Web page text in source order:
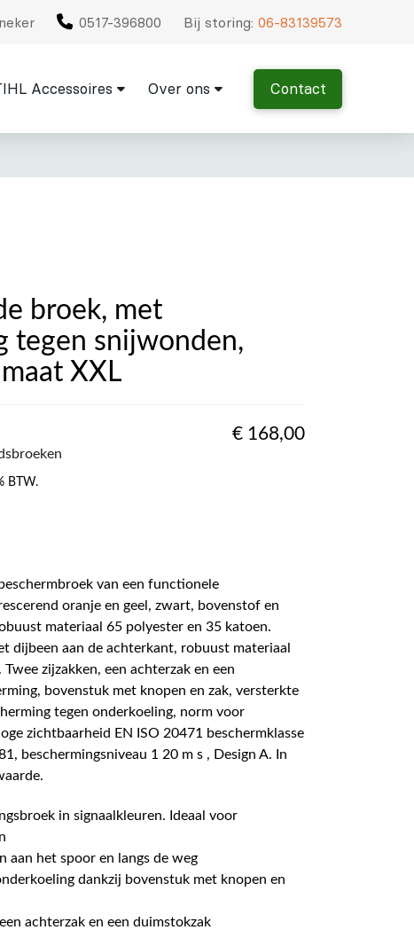
0517-396800 Bij storing:06-83139573
Accessoires Over ons Contact
broek, met
tegen snijwonden,
XXL
€ 168,00
BTW.
van een functionele
oranje en geel, zwart, bovenstof en
materiaal 65 polyester en 35 katoen.
dijbeen aan de achterkant, robuust materiaal
zijzakken, een achterzak en een
bovenstuk met knopen en zak, versterkte
tegen onderkoeling, norm voor
zichtbaarheid EN ISO 20471 beschermklasse
beschermingsniveau 1 20 m s , Design A. In
in signaalkleuren. Ideaal voor
aan het spoor en langs de weg
dankzij bovenstuk met knopen en
achterzak en een duimstokzak